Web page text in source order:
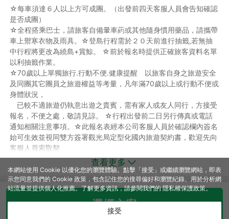
如業務人員回覆 有抽中登島許可，便 無法更換名單，敬請配合。
◆費用說明：
四人成行～不含嬰兒
☆成人每人費用＄２４８８元。（１２歲以上）
☆孩童每人費用＄２２８８元。（１２歲以下）
☆兩歲以下嬰兒價不佔位５００元，僅含保險及作業手續費。 六
人成行～不含嬰兒
☆成人每人費用＄２０８８元。（１２歲以上）
☆孩童每人費用＄１８８８元。（１２歲以下）
☆兩歲以下嬰兒價不佔位５００元，僅含保險及作業手續費
◆費用包含：
☆九人座一日來回車費 司機服務費(台北市區可到府接送，六人以
☆龜山島：繞島＋登島費用。
☆每人礦泉水乙瓶。
☆２５０履約責任險附加２０萬意外醫療險。
☆每車須達６人以上方可成團。（出發前四天客服人員會告知確認
是否成團）
☆全程搭乘巴士，請旅客自備暈車葯或其他隨身慣用藥品，請攜帶
車上禦寒衣物及雨具。☆登島行程需於２０天前進行抽籤,若無抽
中行程將更改為繞島+賞鯨。 ☆前於報名時提供正確旅客資料名單
以利抽籤作業。
☆70歲以上單獨旅行.行動不便.健康提醒 以旅客自身之旅遊安全
及同團其它團員之旅遊權益等考量，凡年滿70歲以上或行動不便或
身體狀況，
已較不適旅遊仍執意出遊之貴賓，需有家人或友人同行，方接受
報名，不便之處，敬請見諒。 ☆行程出發前二日另行傳真或電話
通知相關注意事項。☆此報名表經本公司客服人員於確認欄內簽名
始可生效並視同雙方簽署觀光局定型化國內旅遊契約書，歡迎先向
客服人員索取契
約書內容，正本於出發當日簽定。☆如遇颱風、地震、豪雨等大自
然不可抗拒之因素，本公司保有延期出發或全額退費之權利。☆請
於規定時間內準時集合，行程中如旅客因個人因素私自脫隊或集合
不到，本公司不予退費。☆以上行程載明之車行時間僅供參考，因
路況或假日遊客眾多行程順序將視情況前後更動。
☆取消規定：本公司作業均遵依照觀光局相關規定，與旅客簽署旅
查看更多
選擇方案
本網站使用 Cookie 以優化您的瀏覽體驗。點擊「接受」或繼續瀏覽網站，即表
示您同意我們的 Cookie 政策，包含記住您的搜尋偏好和瀏覽紀錄、用於分析網
站流量並提供個人化推薦。了解更多資訊，請參閱我們的隱私權保護政策。
接受